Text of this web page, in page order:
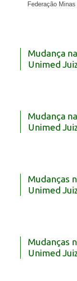
Federação Minas
Mudança
Unimed
Mudança
Unimed
Mudanças
Unimed
Mudanças
Unimed